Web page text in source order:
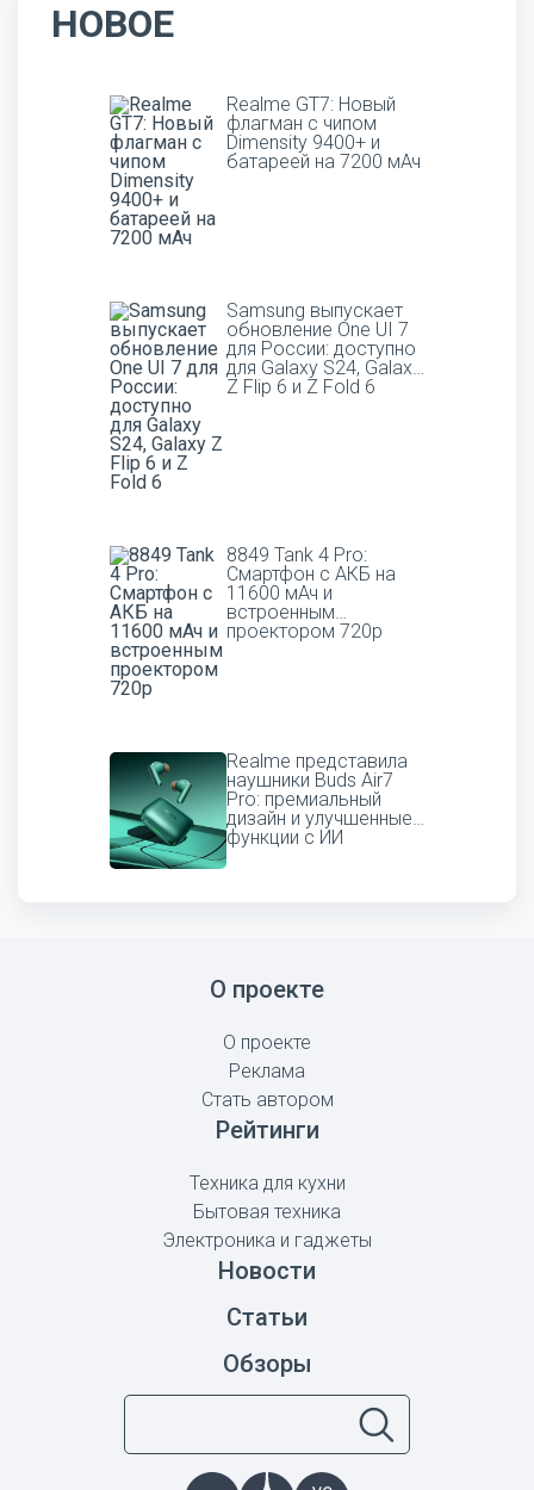
НОВОЕ
Realme GT7: Новый
флагман с чипом
Dimensity 9400+ и
батареей на 7200 мАч
Samsung выпускает
обновление One UI 7
для России: доступно
для Galaxy S24, Galaxy
Z Flip 6 и Z Fold 6
8849 Tank 4 Pro:
Смартфон с АКБ на
11600 мАч и
встроенным
проектором 720p
Realme представила
наушники Buds Air7
Pro: премиальный
дизайн и улучшенные
функции с ИИ
О проекте
О проекте
Реклама
Стать автором
Рейтинги
Техника для кухни
Бытовая техника
Электроника и гаджеты
Новости
Статьи
Обзоры